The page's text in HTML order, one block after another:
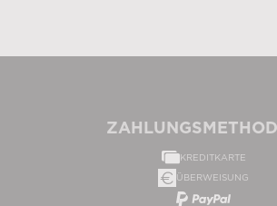
KREDITKARTE
ÜBERWEISUNG